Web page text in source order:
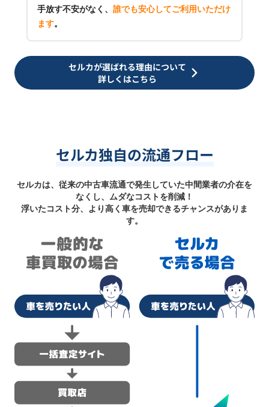
手放す不安がなく、 誰でも安心してご利用いただけ
ます。
セルカが選ばれる理由について
詳しくはこちら
セルカ独自の流通フロー
セルカは、従来の中古車流通で発生していた中間業者の介在を
なくし、ムダなコストを削減！
浮いたコスト分、より高く車を売却できるチャンスがありま
す。